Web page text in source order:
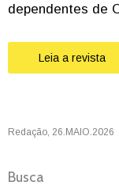
dependentes de
Leia a revista
Redação 26.MAIO.2026
Busca